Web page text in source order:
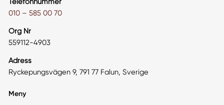
010 – 585 00 70
Org Nr
559112-4903
Adress
Ryckepungsvägen 9, 791 77 Falun, Sverige
Meny